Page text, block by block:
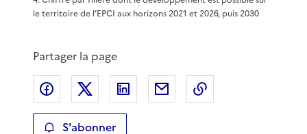
le territoire de l’EPCI aux horizons 2021 et 2026, puis 2030
Partager la page
Partager sur Facebook
Partager sur XPartager sur LinkedIn
Partager par email
S'abonner